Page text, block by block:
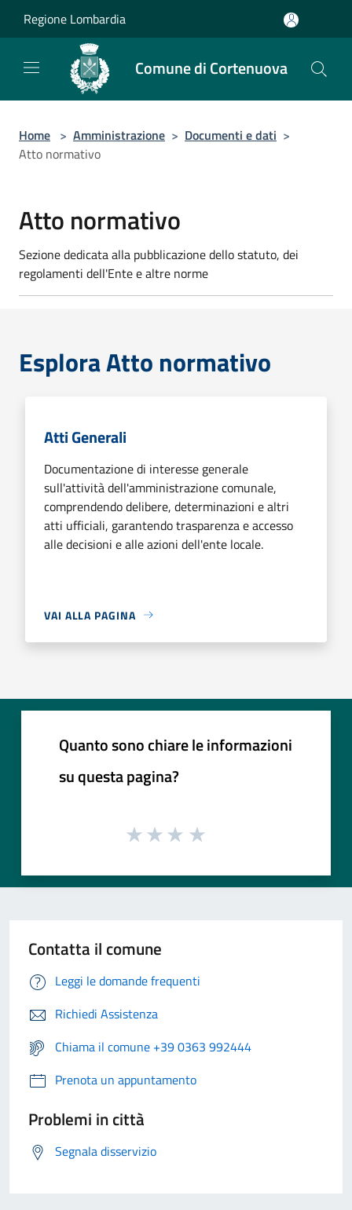
Regione Lombardia
Comune di Cortenuova
Home > Amministrazione > Documenti e dati >
Atto normativo
Atto normativo
Sezione dedicata alla pubblicazione dello statuto, dei
regolamenti dell'Ente e altre norme
Esplora Atto normativo
Atti Generali
Documentazione di interesse generale
sull'attività dell'amministrazione comunale,
comprendendo delibere, determinazioni e altri
atti ufficiali, garantendo trasparenza e accesso
alle decisioni e alle azioni dell'ente locale.
VAI ALLA PAGINA
Quanto sono chiare le informazioni
su questa pagina?
Contatta il comune
Leggi le domande frequenti
Richiedi Assistenza
Chiama il comune +39 0363 992444
Prenota un appuntamento
Problemi in città
Segnala disservizio